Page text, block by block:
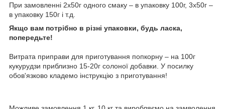
При замовленні 2х50г одного смаку – в упаковку 100г, 3х50г –
в упаковку 150г і т.д.
Якщо вам потрібно в різні упаковки, будь ласка,
попередьте!
Витрата приправи для приготування попкорну – на 100г
кукурудзи приблизно 15-20г солоної добавки. У посилку
обов'язково кладемо інструкцію з приготування!